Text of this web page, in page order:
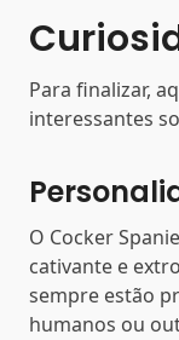
Para finalizar,
interessantes
O Cocker
cativante e
sempre estão
humanos ou